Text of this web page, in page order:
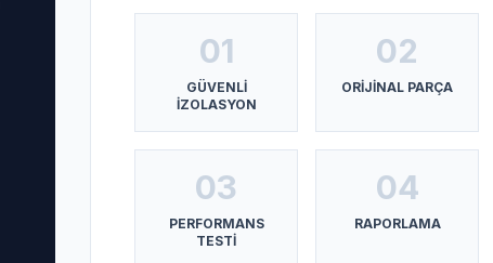
01
GÜVENLI
İZOLASYON
02
ORIJINAL PARÇA
03
PERFORMANS
TESTI
04
RAPORLAMA